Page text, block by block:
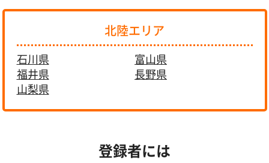
北陸エリア
石川県
富山県
福井県
長野県
山梨県
登録者には